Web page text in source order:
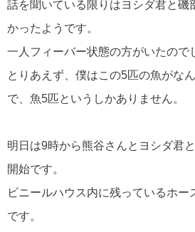
話を聞いている限りはヨシダ君と磯
かったようです。
一人フィーバー状態の方がいたので
とりあえず、僕はこの5匹の魚がな
で、魚5匹というしかありません。
明日は9時から熊谷さんとヨシダ君
開始です。
ビニールハウス内に残っているホー
です。